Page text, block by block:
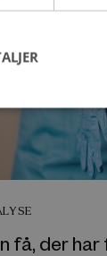
få, der